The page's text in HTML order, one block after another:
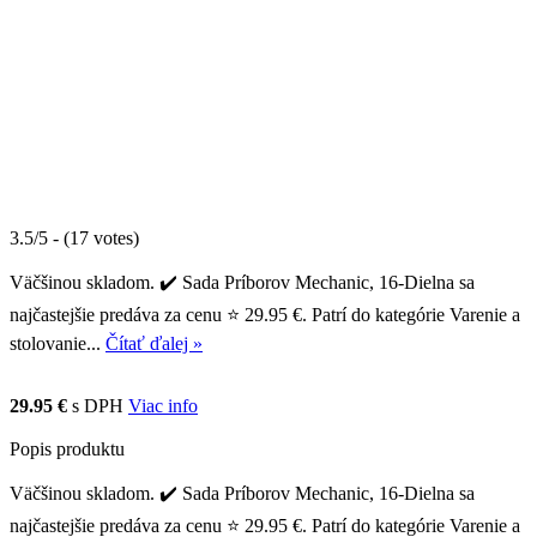
3.5/5 - (17 votes)
Väčšinou skladom. ✔️ Sada Príborov Mechanic, 16-Dielna sa
najčastejšie predáva za cenu ⭐ 29.95 €. Patrí do kategórie Varenie a
stolovanie... Čítať ďalej »
29.95 € s DPH Viac info
Popis produktu
Väčšinou skladom. ✔️ Sada Príborov Mechanic, 16-Dielna sa
najčastejšie predáva za cenu ⭐ 29.95 €. Patrí do kategórie Varenie a